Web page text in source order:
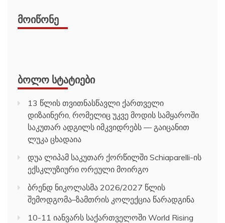
ᲛᲝᲘᲬᲝᲜᲔ
ᲑᲝᲚᲝ ᲡᲢᲐᲢᲘᲔᲑᲘ
13 წლის თვითნასწავლი ქართველი
დიზაინერი, რომელიც უკვე მოდის სამყაროში
საკუთარ ადგილს იმკვიდრებს — გაიცანით
ლუკა ცხადაია
დუა ლიპამ საკუთარ ქორწილში Schiaparelli-ის
ექსკლუზიური ორეული მოირგო
ბრენდ ნიკოლასმა 2026/2027 წლის
შემოდგომა–ზამთრის კოლექცია წარადგინა
10-11 იანვარს საქართველოში World Rising